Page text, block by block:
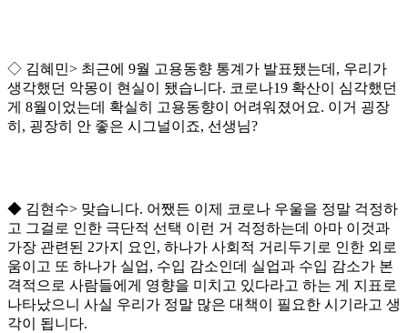
◇ 김혜민> 최근에 9월 고용동향 통계가 발표됐는데, 우리가
생각했던 악몽이 현실이 됐습니다. 코로나19 확산이 심각했던
게 8월이었는데 확실히 고용동향이 어려워졌어요. 이거 굉장
히, 굉장히 안 좋은 시그널이죠, 선생님?
◆ 김현수> 맞습니다. 어쨌든 이제 코로나 우울을 정말 걱정하
고 그걸로 인한 극단적 선택 이런 거 걱정하는데 아마 이것과
가장 관련된 2가지 요인, 하나가 사회적 거리두기로 인한 외로
움이고 또 하나가 실업, 수입 감소인데 실업과 수입 감소가 본
격적으로 사람들에게 영향을 미치고 있다라고 하는 게 지표로
나타났으니 사실 우리가 정말 많은 대책이 필요한 시기라고 생
각이 됩니다.